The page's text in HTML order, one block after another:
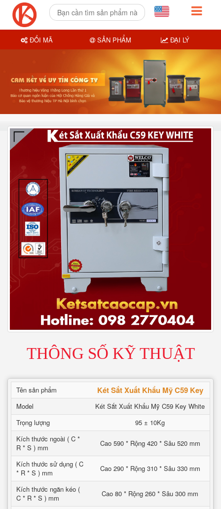
THÔNG SỐ KỸ THUẬT
Tên sản phẩm Két Sắt Xuất Khẩu Mỹ C59 Key
Model
Két Sắt Xuất Khẩu Mỹ C59 Key White
Trọng lượng
95 ± 10Kg
Kích thước ngoài ( C *
R * S ) mm
Cao 590 * Rộng 420 * Sâu 520 mm
Kích thước sử dụng ( C
* R * S ) mm
Cao 290 * Rộng 310 * Sâu 330 mm
Kích thước ngăn kéo (
C * R * S ) mm
Cao 80 * Rộng 260 * Sâu 300 mm
ĐỔI MÃ SẢN PHẨM ĐẠI LÝ